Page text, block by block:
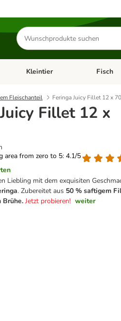
Produkte
suchen
& Zubehör
Kategorie-Menü öffnen:
Kleintier Fisch
Fleischanteil Feringa Juicy Fillet 12 x
Fillet 12 x
area from zero to 5: 4.1/5
Liebling mit dem exquisiten
. Zubereitet aus 50 % saftigem
Brühe. Jetzt probieren! weiter